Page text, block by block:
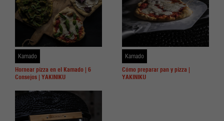
Kamado
Hornear pizza en el Kamado | 6
Consejos | YAKINIKU
Kamado
Cómo preparar pan y pizza |
YAKINIKU